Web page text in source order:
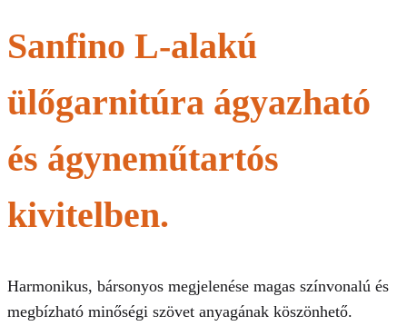
Sanfino L-alakú
ülőgarnitúra ágyazható
és ágyneműtartós
kivitelben.
Harmonikus, bársonyos megjelenése magas színvonalú és
megbízható minőségi szövet anyagának köszönhető.